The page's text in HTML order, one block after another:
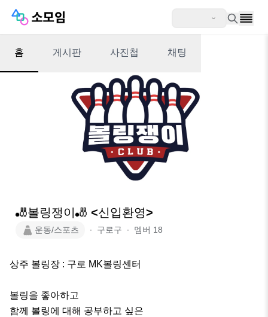
홈 게시판 사진첩 채팅
🎳볼링쟁이🎳 <신입환영>
운동/스포츠 ∙ 구로구 ∙ 멤버 18
상주 볼링장 : 구로 MK볼링센터
볼링을 좋아하고
함께 볼링에 대해 공부하고 싶은